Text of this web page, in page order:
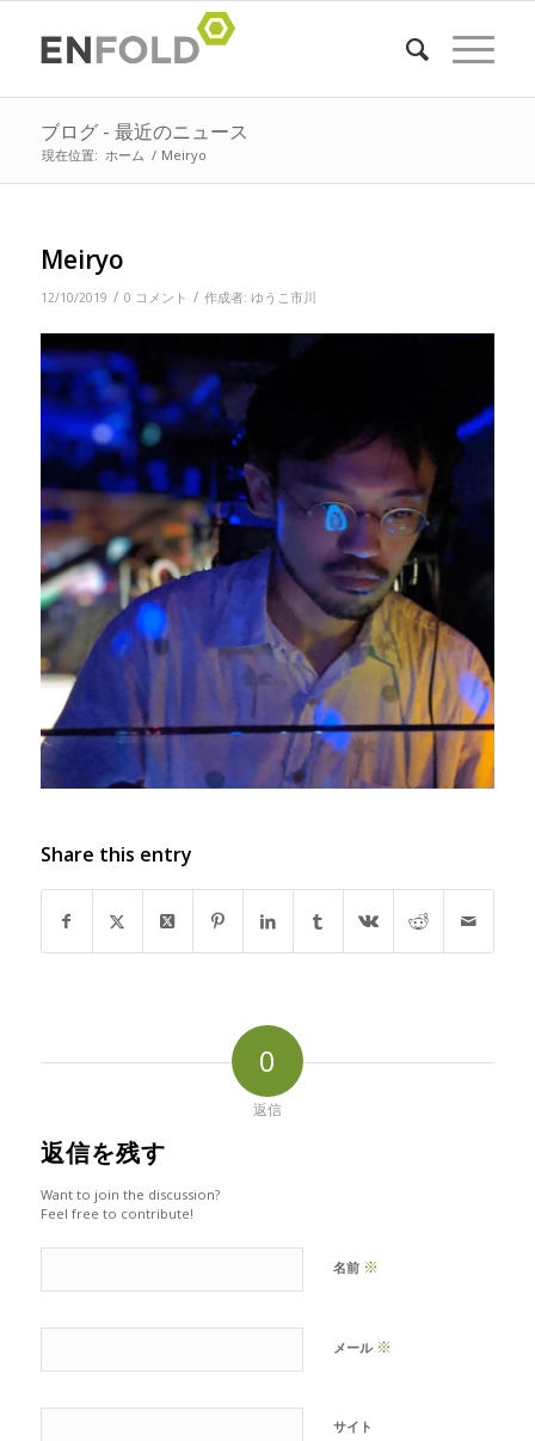
ブログ - 最近のニュース
現在位置: ホーム / Meiryo
Meiryo
12/10/2019 / 0 コメント / 作成者: ゆうこ市川
Share this entry
0
返信
返信を残す
Want to join the discussion?
Feel free to contribute!
名前 ※
メール ※
サイト